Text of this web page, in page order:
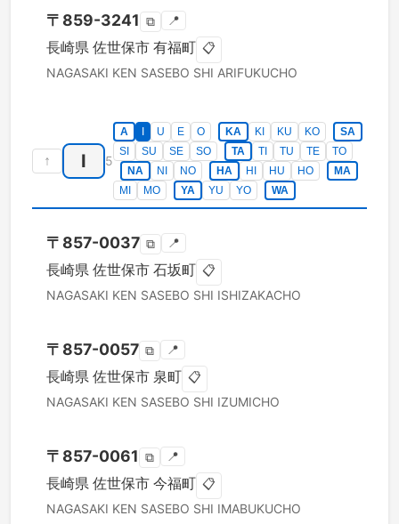
〒 859-3241 ⧉ 📍
長崎県 佐世保市 有福町 📋
NAGASAKI KEN SASEBO SHI ARIFUKUCHO
↑ I 5
A U E O KA KI KU KO
SA
SI
SU SE SO TA TI TU TE
TO
NA
NI NO HA HI HU HO
MA
MI
MO YA YU YO WA
〒 857-0037 ⧉ 📍
長崎県 佐世保市 石坂町 📋
NAGASAKI KEN SASEBO SHI ISHIZAKACHO
〒 857-0057 ⧉ 📍
長崎県 佐世保市 泉町 📋
NAGASAKI KEN SASEBO SHI IZUMICHO
〒 857-0061 ⧉ 📍
長崎県 佐世保市 今福町 📋
NAGASAKI KEN SASEBO SHI IMABUKUCHO